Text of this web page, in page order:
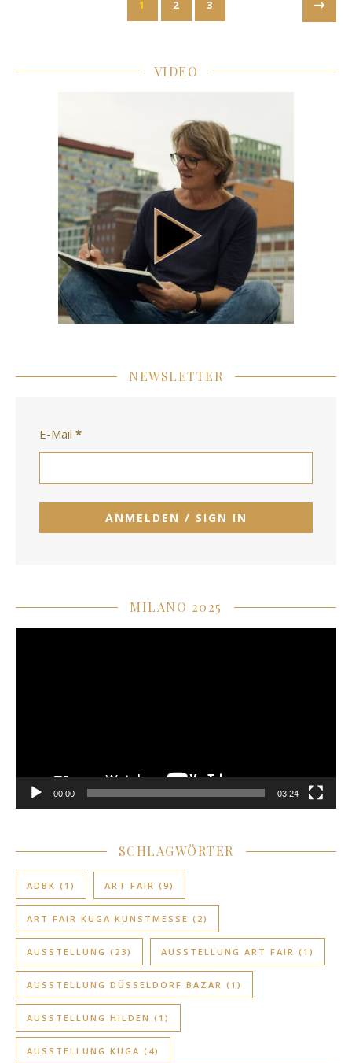
1 2 3
VIDEO
NEWSLETTER
E-Mail *
MILANO 2025
00:00 03:24
SCHLAGWÖRTER
ADBK (1) ART FAIR (9)
ART FAIR KUGA KUNSTMESSE (2)
AUSSTELLUNG (23) AUSSTELLUNG ART FAIR (1)
AUSSTELLUNG DÜSSELDORF BAZAR (1)
AUSSTELLUNG HILDEN (1)
AUSSTELLUNG KUGA (4)